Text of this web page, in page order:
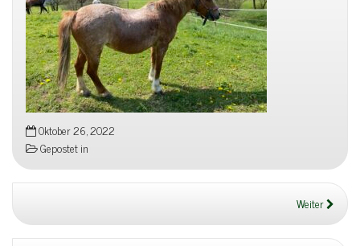
Oktober 26, 2022
Gepostet in
Weiter